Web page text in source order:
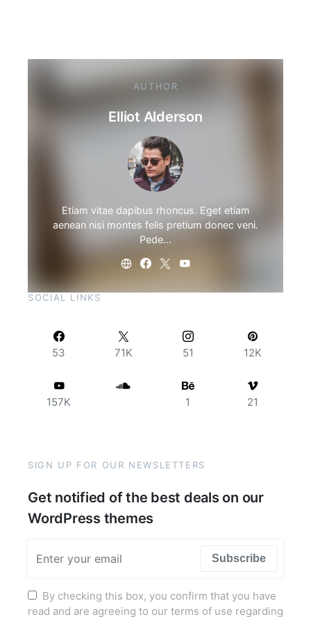
AUTHOR
Elliot Alderson
Etiam vitae dapibus rhoncus. Eget etiam
aenean nisi montes felis pretium donec veni.
Pede…
SOCIAL LINKS
53 71K 51 12K
157K 1 21
SIGN UP FOR OUR NEWSLETTERS
Get notified of the best deals on our
WordPress themes
Subscribe
By checking this box, you confirm that you have
read and are agreeing to our terms of use regarding